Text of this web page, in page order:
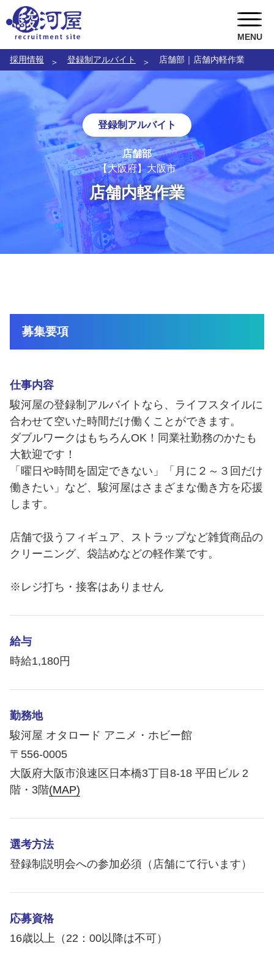
MENU
ABOUT US
駿河屋の風土
CEOメッセージ
総務人事部長メッセージ
COOメッセージ
店舗部副部長メッセージ
RECRUITMENT
キャリア採用
ポテンシャル採用
インターンシップ
外国人採用
よくある質問
TOPICS
トピックス一覧
駿河屋静岡寮
就職氷河期世代 積極採用中
お問い合わせ
採用情報 登録制アルバイト 店舗部｜店舗内軽作業
登録制アルバイト
店舗部
【大阪府】大阪市
店舗内軽作業
募集要項
仕事内容
駿河屋の登録制アルバイトなら、ライフスタイルに
合わせて空いた時間だけ働くことができます。
ダブルワークはもちろんOK！同業社勤務のかたも
大歓迎です！
「曜日や時間を固定できない」「月に２～３回だけ
働きたい」など、駿河屋はさまざまな働き方を応援
します。
店舗で扱うフィギュア、ストラップなど雑貨商品の
クリーニング、袋詰めなどの軽作業です。
※レジ打ち・接客はありません
給与
時給1,180円
勤務地
駿河屋 オタロード アニメ・ホビー館
〒556-0005
大阪府大阪市浪速区日本橋3丁目8-18 平田ビル 2
階・3階(MAP)
選考方法
登録制説明会への参加必須（店舗にて行います）
応募資格
16歳以上（22：00以降は不可）